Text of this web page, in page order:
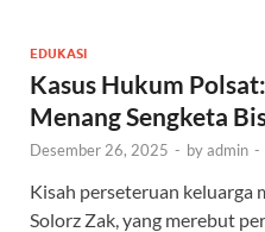
EDUKASI
Kasus Hukum
Menang Sengketa
Desember 26, 2025 - byadmin -
Kisah perseteruan keluarga
Solorz Zak, yang merebut